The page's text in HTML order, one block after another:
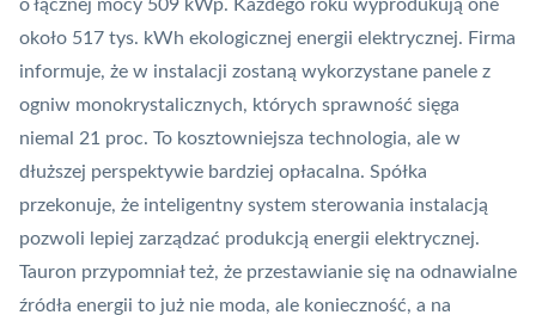
o łącznej mocy 509 kWp. Każdego roku wyprodukują one
około 517 tys. kWh ekologicznej energii elektrycznej. Firma
informuje, że w instalacji zostaną wykorzystane panele z
ogniw monokrystalicznych, których sprawność sięga
niemal 21 proc. To kosztowniejsza technologia, ale w
dłuższej perspektywie bardziej opłacalna. Spółka
przekonuje, że inteligentny system sterowania instalacją
pozwoli lepiej zarządzać produkcją energii elektrycznej.
Tauron przypomniał też, że przestawianie się na odnawialne
źródła energii to już nie moda, ale konieczność, a na